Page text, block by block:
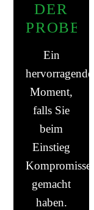
DER
Ein
Moment,
falls Sie
beim
Einstieg
Kompromisse
gemacht
haben.